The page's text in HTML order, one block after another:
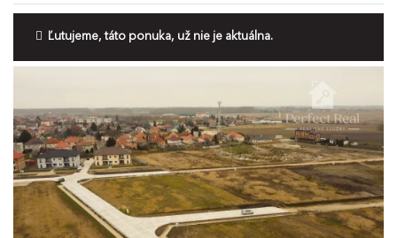
Ľutujeme, táto ponuka, už nie je aktuálna.